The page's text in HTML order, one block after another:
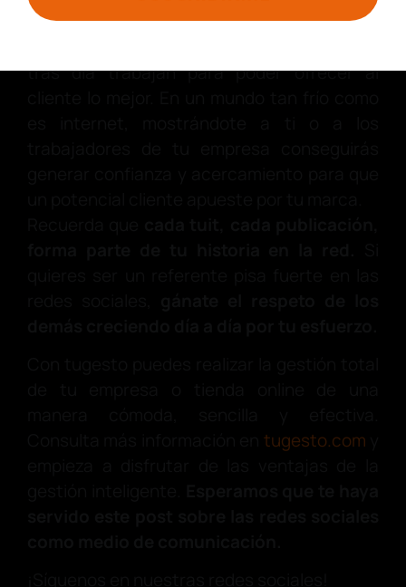
de la empresa. Es importante transmitir que
tras día trabajan para poder ofrecer al
tugesto.com